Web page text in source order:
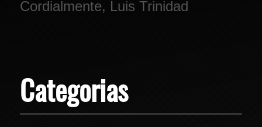
Cordialmente, Luis Trinidad
Categorias